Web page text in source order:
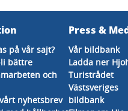
på vår sajt?
bättre
och
nyhetsbrev
Press &
Vår bildbank
Ladda ner
Turistrådet
Västsveriges
bildbank